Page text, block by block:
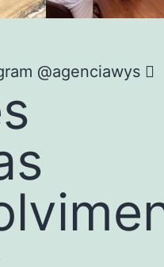
@agenciawys